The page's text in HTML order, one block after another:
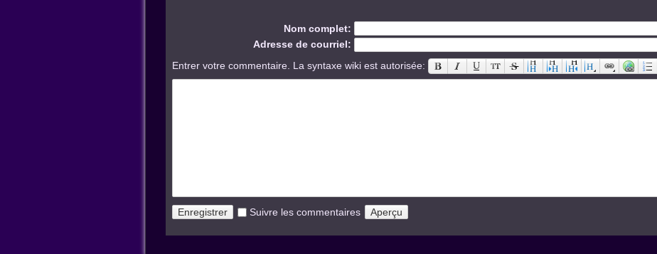
Nom complet:
Adresse de courriel:
Entrer votre commentaire. La syntaxe wiki est autorisée:
Suivre les commentaires